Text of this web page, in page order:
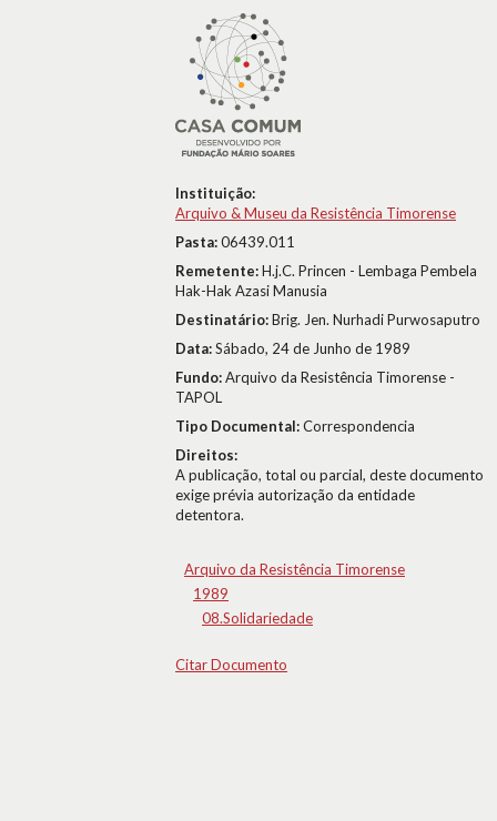
Instituição:
Arquivo & Museu da Resistência Timorense
Pasta:06439.011
Remetente:H.j.C. Princen - Lembaga Pembela
Hak-Hak Azasi Manusia
Destinatário:Brig. Jen. Nurhadi Purwosaputro
Data:Sábado, 24 de Junho de 1989
Fundo:Arquivo da Resistência Timorense -
TAPOL
Tipo Documental:Correspondencia
Direitos:
A publicação, total ou parcial, deste documento
exige prévia autorização da entidade
detentora.
Arquivo da Resistência Timorense
1989
08.Solidariedade
Citar Documento